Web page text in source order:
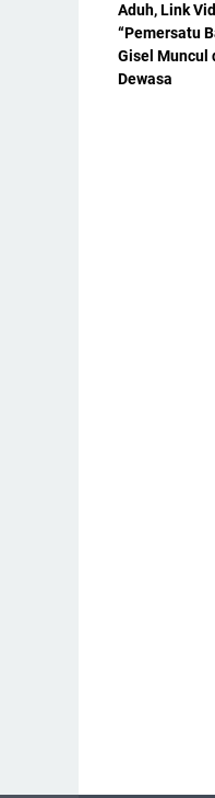
Aduh, Link
“Pemersatu
Gisel Muncul
Dewasa